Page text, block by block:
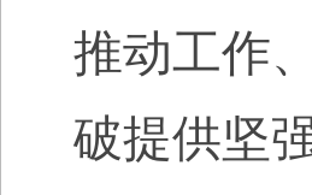
推动工作
破提供坚